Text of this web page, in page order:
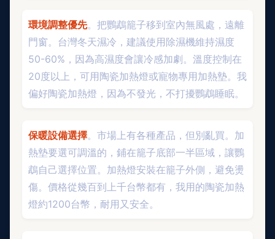
環境調整優先。把鸚鵡籠子移到室內無風處，遠離
門窗。台灣冬天濕冷，建議使用除濕機維持濕度
50-60%，因為高濕度會讓冷感加劇。溫度控制在
20度以上，可用陶瓷加熱燈或寵物專用加熱墊。我
偏好陶瓷加熱燈，因為不發光，不打擾鸚鵡睡眠。
保暖設備選擇。市場上有各種產品，但別亂買。加
熱墊要選可調溫的，鋪在籠子底部一半區域，讓鸚
鵡自己選擇位置。加熱燈安裝在籠子外側，避免燙
傷。價格從幾百到上千台幣都有，我用的陶瓷加熱
燈約1200台幣，耐用又安全。